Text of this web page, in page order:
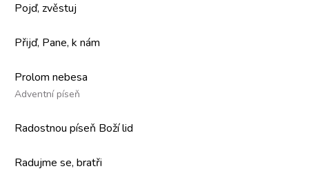
Pojď, zvěstuj
Přijď, Pane, k nám
Prolom nebesa
Adventní píseň
Radostnou píseň Boží lid
Radujme se, bratři